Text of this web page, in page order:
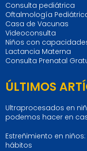
Consulta pediátrica
Oftalmología
Casa de Vacunas
Videoconsulta
Niños con
Lactancia Materna
Consulta Prenatal
ÚLTIMOS
Ultraprocesados en
podemos hacer en
Estreñimiento en
hábitos